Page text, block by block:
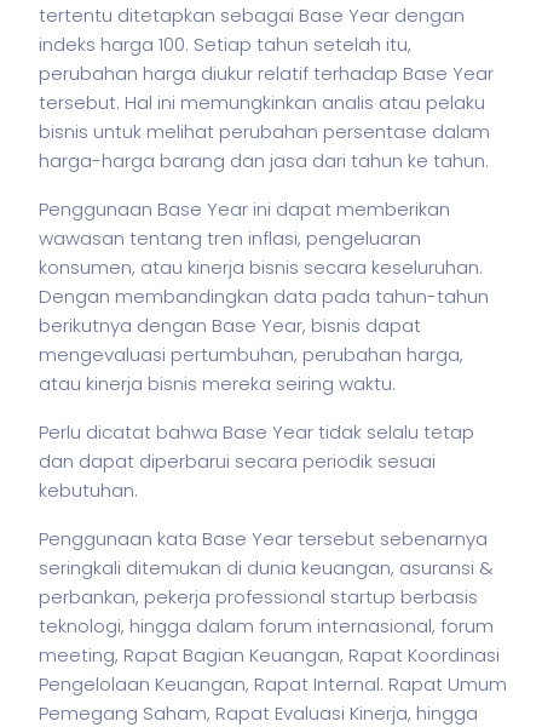
tertentu ditetapkan sebagai Base Year dengan
indeks harga 100. Setiap tahun setelah itu,
perubahan harga diukur relatif terhadap Base Year
tersebut. Hal ini memungkinkan analis atau pelaku
bisnis untuk melihat perubahan persentase dalam
harga-harga barang dan jasa dari tahun ke tahun.
Penggunaan Base Year ini dapat memberikan
wawasan tentang tren inflasi, pengeluaran
konsumen, atau kinerja bisnis secara keseluruhan.
Dengan membandingkan data pada tahun-tahun
berikutnya dengan Base Year, bisnis dapat
mengevaluasi pertumbuhan, perubahan harga,
atau kinerja bisnis mereka seiring waktu.
Perlu dicatat bahwa Base Year tidak selalu tetap
dan dapat diperbarui secara periodik sesuai
kebutuhan.
Penggunaan kata Base Year tersebut sebenarnya
seringkali ditemukan di dunia keuangan, asuransi &
perbankan, pekerja professional startup berbasis
teknologi, hingga dalam forum internasional, forum
meeting, Rapat Bagian Keuangan, Rapat Koordinasi
Pengelolaan Keuangan, Rapat Internal. Rapat Umum
Pemegang Saham, Rapat Evaluasi Kinerja, hingga